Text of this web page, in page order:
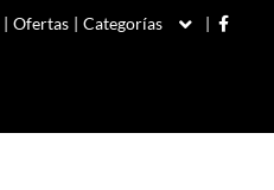
| Ofertas | Categorías |